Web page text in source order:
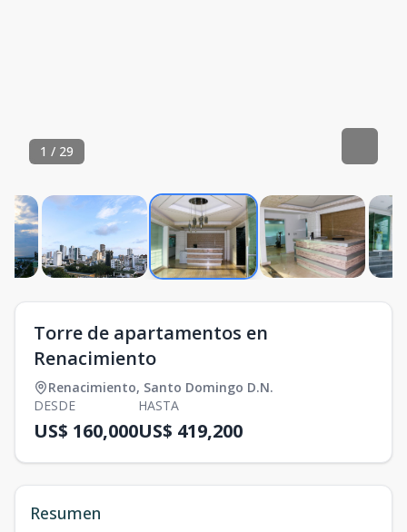
1 / 29
Torre de apartamentos en
Renacimiento
Renacimiento, Santo Domingo D.N.
DESDE
US$ 160,000
HASTA
US$ 419,200
Resumen